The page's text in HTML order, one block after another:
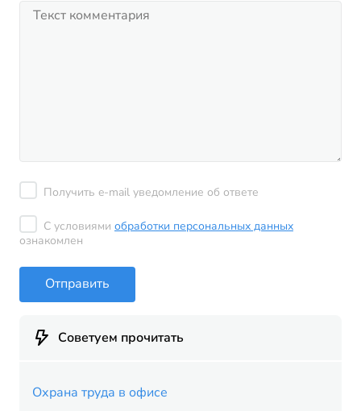
Получить e-mail уведомление об ответе
С условиями обработки персональных данных
ознакомлен
Отправить
Советуем прочитать
Охрана труда в офисе